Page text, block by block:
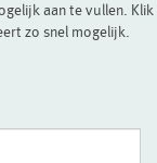
t
i
aan te vullen. Klik
zo snel mogelijk.